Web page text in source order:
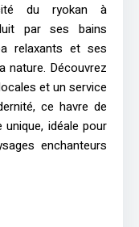
du ryokan à
par ses bains
relaxants et ses
nature. Découvrez
et un service
ce havre de
idéale pour
enchanteurs